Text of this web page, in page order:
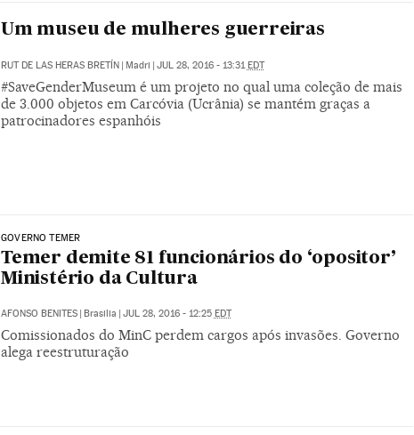
Um museu de mulheres guerreiras
RUT DE LAS HERAS BRETÍN Madri JUL 28, 2016 - 13:31 EDT
#SaveGenderMuseum é um projeto no qual uma coleção de mais
de 3.000 objetos em Carcóvia (Ucrânia) se mantém graças a
patrocinadores espanhóis
GOVERNO TEMER
Temer demite 81 funcionários do ‘opositor’
Ministério da Cultura
AFONSO BENITES | Brasilia | JUL 28, 2016 - 12:25 EDT
Comissionados do MinC perdem cargos após invasões. Governo
alega reestruturação